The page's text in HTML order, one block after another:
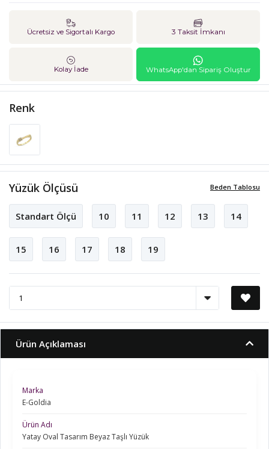
Ücretsiz ve Sigortalı Kargo 3 Taksit İmkanı
Kolay İade WhatsApp'dan Sipariş Oluştur
Renk
Beden Tablosu
Yüzük Ölçüsü
Standart Ölçü 10 11 12 13 14
15 16 17 18 19
Ürün Açıklaması
Marka
E-Goldia
Ürün Adı
Yatay Oval Tasarım Beyaz Taşlı Yüzük